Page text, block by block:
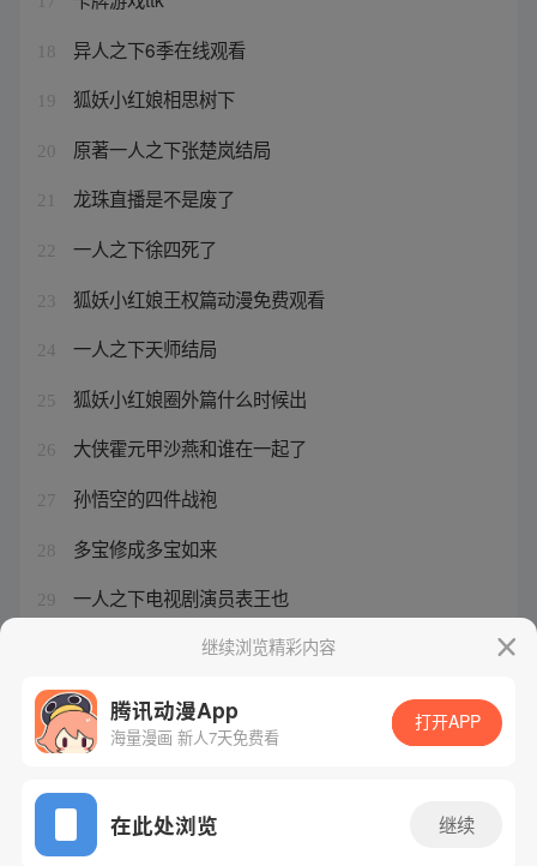
18 异人之下6季在线观看
19 狐妖小红娘相思树下
20 原著一人之下张楚岚结局
21 龙珠直播是不是废了
22 一人之下徐四死了
23 狐妖小红娘王权篇动漫免费观看
24 一人之下天师结局
25 狐妖小红娘圈外篇什么时候出
26 大侠霍元甲沙燕和谁在一起了
27 孙悟空的四件战袍
28 多宝修成多宝如来
29 一人之下电视剧演员表王也
一人之下夏禾多大了继续浏览精彩内容
腾讯动漫App
海量漫画 新人7天免费看
打开APP
在此处浏览 继续
网站备案/许可证号：粤B2-20090059-5
Copyright©1998 - 2026 Tencent. All Rights Reserved